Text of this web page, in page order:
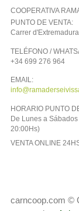
COOPERATIVA
PUNTO DE VENTA:
Carrer
TELÉFONO /
+34 699 276 964
EMAIL:
HORARIO PUNTO
De Lunes a
20:00Hs)
VENTA ONLINE
carncoop.com ©